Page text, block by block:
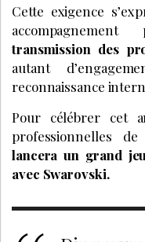
Cette exigence
transmission des
autant
reconnaissance
Pour célébrer cet
professionnelles
lancera un grand
avec Swarovski.